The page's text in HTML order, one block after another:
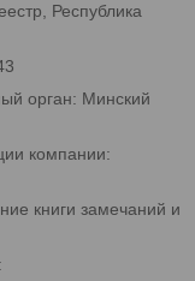
Республика
орган: Минский
компании:
книги замечаний и